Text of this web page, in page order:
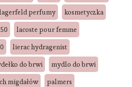
perfumy
kosmetyczka
lacoste pour femme
lierac hydragenist
do brwi
mydlo do brwi
migdałów
palmers